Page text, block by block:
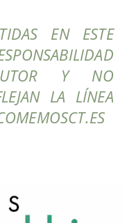
EN ESTE
Y NO
LA LÍNEA